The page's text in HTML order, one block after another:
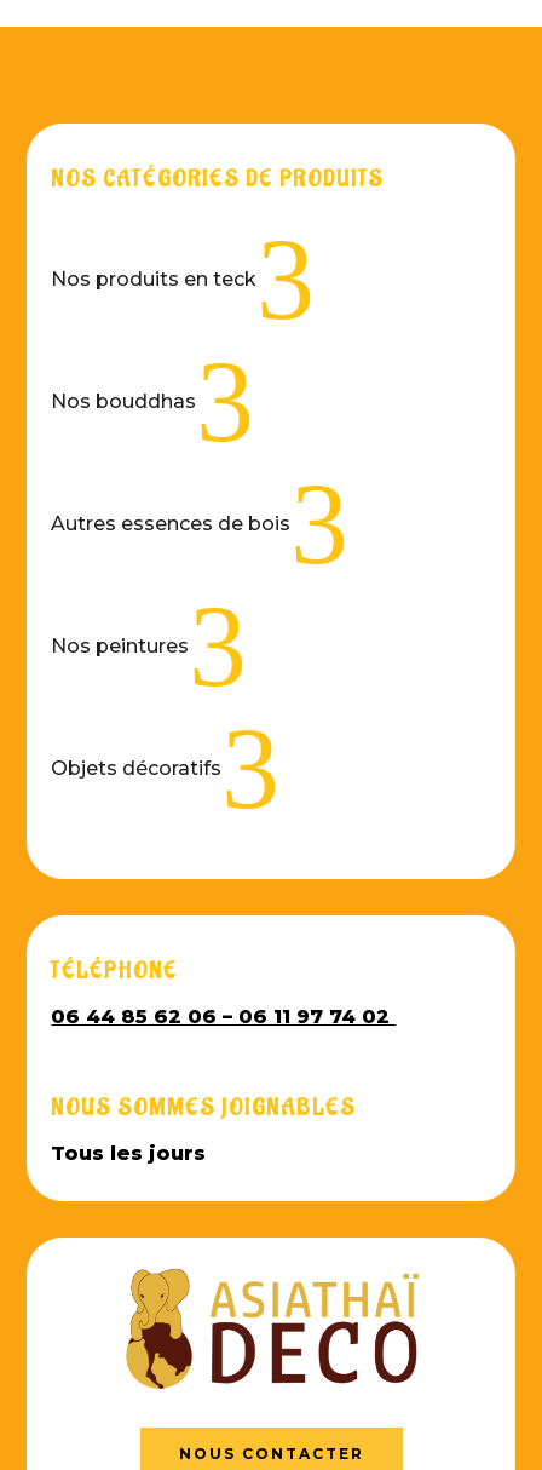
NOS CATÉGORIES DE PRODUITS
Nos produits en teck 3
Nos bouddhas 3
Autres essences de bois 3
Nos peintures 3
Objets décoratifs 3
TÉLÉPHONE
06 44 85 62 06 – 06 11 97 74 02
NOUS SOMMES JOIGNABLES
Tous les jours
NOUS CONTACTER